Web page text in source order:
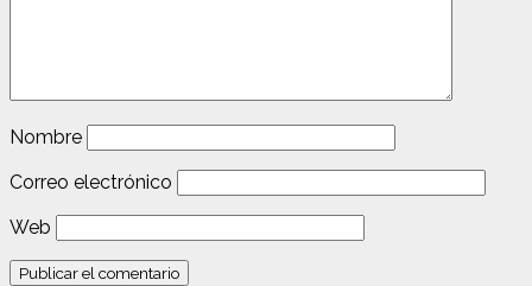
Nombre
Correo electrónico
Web